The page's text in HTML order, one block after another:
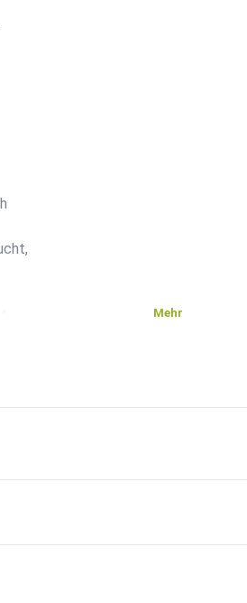
Mehr